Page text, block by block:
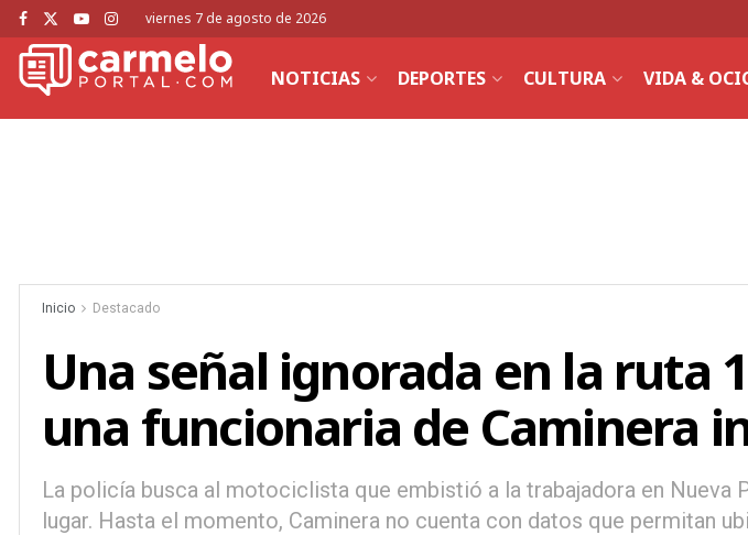
viernes 7 de agosto de 2026
NOTICIAS DEPORTES CULTURA VIDA &
Inicio Destacado
Una señal ignorada en la ruta
una funcionaria de Caminera
La policía busca al motociclista que embistió a la trabajadora en Nueva
lugar. Hasta el momento, Caminera no cuenta con datos que permitan